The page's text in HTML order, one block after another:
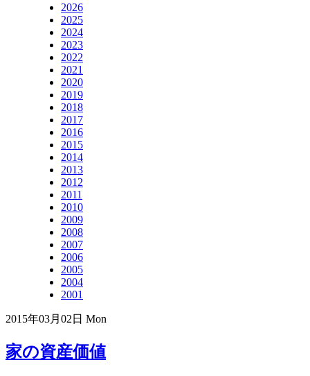
2026
2025
2024
2023
2022
2021
2020
2019
2018
2017
2016
2015
2014
2013
2012
2011
2010
2009
2008
2007
2006
2005
2004
2001
2015年03月02日 Mon
家の資産価値